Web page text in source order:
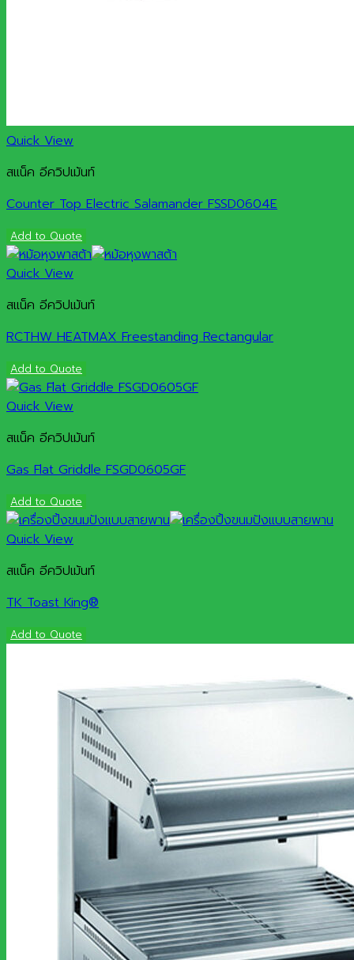
Quick View
สแน็ค อีควิปเม้นท์
Counter Top Electric Salamander FSSD0604E
Add to Quote
Quick View
สแน็ค อีควิปเม้นท์
RCTHW HEATMAX Freestanding Rectangular
Add to Quote
Quick View
สแน็ค อีควิปเม้นท์
Gas Flat Griddle FSGD0605GF
Add to Quote
Quick View
สแน็ค อีควิปเม้นท์
TK Toast King®
Add to Quote